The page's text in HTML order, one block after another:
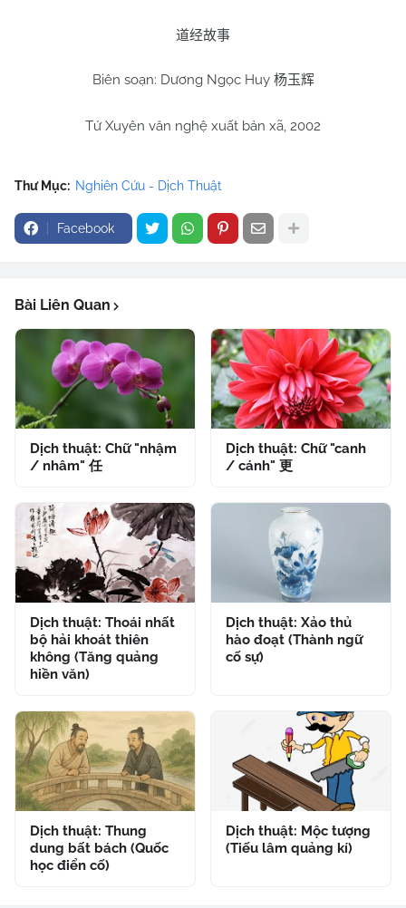
道经故事
Biên soạn: Dương Ngọc Huy 杨玉辉
Tứ Xuyên văn nghệ xuất bản xã, 2002
Thư Mục: Nghiên Cứu - Dịch Thuật
Facebook
Bài Liên Quan
Dịch thuật: Chữ "nhậm
/ nhâm" 任
Dịch thuật: Chữ "canh
/ cánh" 更
Dịch thuật: Thoái nhất
bộ hải khoát thiên
không (Tăng quảng
hiền văn)
Dịch thuật: Xảo thủ
hào đoạt (Thành ngữ
cố sự)
Dịch thuật: Thung
dung bất bách (Quốc
học điển cố)
Dịch thuật: Mộc tượng
(Tiếu lâm quảng kí)